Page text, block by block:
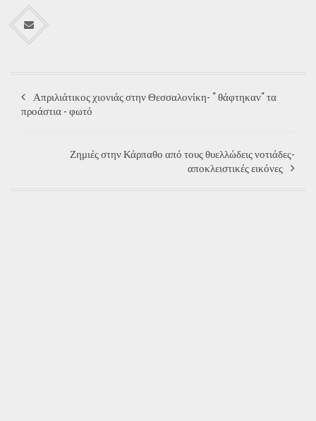
Απριλιάτικος χιονιάς στην Θεσσαλονίκη- " θάφτηκαν" τα
προάστια - φωτό
Ζημιές στην Κάρπαθο από τους θυελλώδεις νοτιάδες-
αποκλειστικές εικόνες